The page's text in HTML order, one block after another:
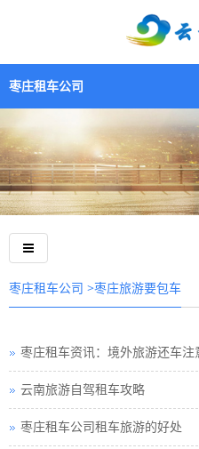
枣庄租车公司
枣庄租车公司 >枣庄旅游要包车
枣庄租车资讯：境外旅游还车注
云南旅游自驾租车攻略
枣庄租车公司租车旅游的好处